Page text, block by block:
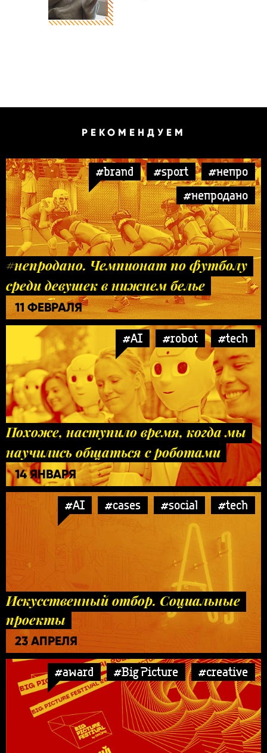
РЕКОМЕНДУЕМ
#brand #sport
#непро
#непродано
#непродано. Чемпионат по футболу
среди девушек в нижнем белье
11 ФЕВРАЛЯ
#AI #robot #tech
Похоже, наступило время, когда мы
научились общаться с роботами
14 ЯНВАРЯ
#AI #cases #social #tech
Искусственный отбор. Социальные
проекты
23 АПРЕЛЯ
#award #Big Picture #creative